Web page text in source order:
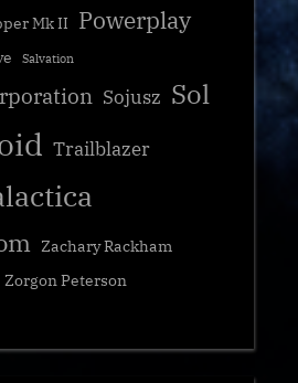
Mk II Powerplay
Salvation
Sojusz Sol
Trailblazer
Zachary Rackham
Zorgon Peterson